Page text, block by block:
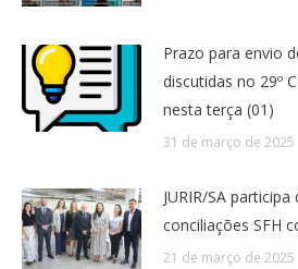
Prazo para envio
discutidas no 29º
nesta terça (01)
31 de março de 2025
JURIR/SA
conciliações SFH
21 de março de 2025